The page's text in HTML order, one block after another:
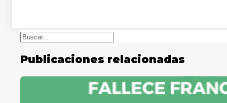
Buscar
Publicaciones relacionadas